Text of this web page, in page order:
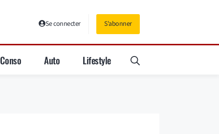
Se connecter S'abonner
Conso Auto Lifestyle